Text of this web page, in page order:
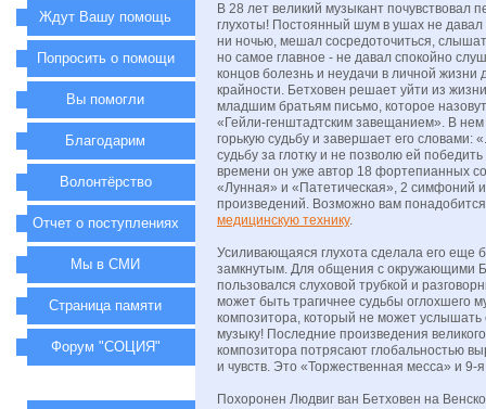
В 28 лет великий музыкант почувствовал
глухоты! Постоянный шум в ушах не
ни ночью, мешал сосредоточиться,
но самое главное - не давал спокойно
концов болезнь и неудачи в личной жизни
крайности. Бетховен решает уйти из
младшим братьям письмо, которое
«Гейли-генштадтским завещанием». В
горькую судьбу и завершает его словами:
судьбу за глотку и не позволю ей
времени он уже автор 18 фортепианных
«Лунная» и «Патетическая», 2 симфоний и
произведений. Возможно вам
медицинскую технику.
Усиливающаяся глухота сделала его еще
замкнутым. Для общения с окружающими
пользовался слуховой трубкой и
может быть трагичнее судьбы оглохшего
композитора, который не может
музыку! Последние произведения
композитора потрясают глобальностью
и чувств. Это «Торжественная месса» и 9-
Похоронен Людвиг ван Бетховен на
Ждут Вашу помощь
Попросить о помощи
Вы помогли
Благодарим
Волонтёрство
Отчет о поступлениях
Мы в СМИ
Страница памяти
Форум "СОЦИЯ"